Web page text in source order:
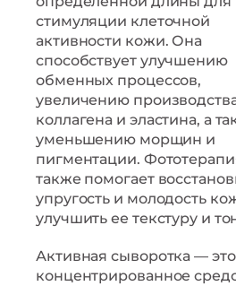
стимуляции клеточной
активности кожи. Она
способствует улучшению
обменных процессов,
увеличению
коллагена и эластина, а
уменьшению морщин и
пигментации.
также помогает
упругость и молодость
улучшить ее текстуру и
Активная сыворотка — это
концентрированное